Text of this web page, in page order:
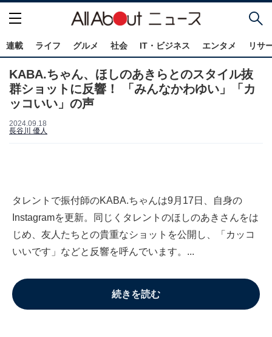
連載 ライフ グルメ 社会 IT・ビジネス エンタメ リサ
KABA.ちゃん、ほしのあきらとのスタイル抜
群ショットに反響！ 「みんなかわゆい」「カ
ッコいい」の声
2024.09.18
長谷川 優人
タレントで振付師のKABA.ちゃんは9月17日、自身の
Instagramを更新。同じくタレントのほしのあきさんをは
じめ、友人たちとの貴重なショットを公開し、「カッコ
いいです」などと反響を呼んでいます。...
続きを読む